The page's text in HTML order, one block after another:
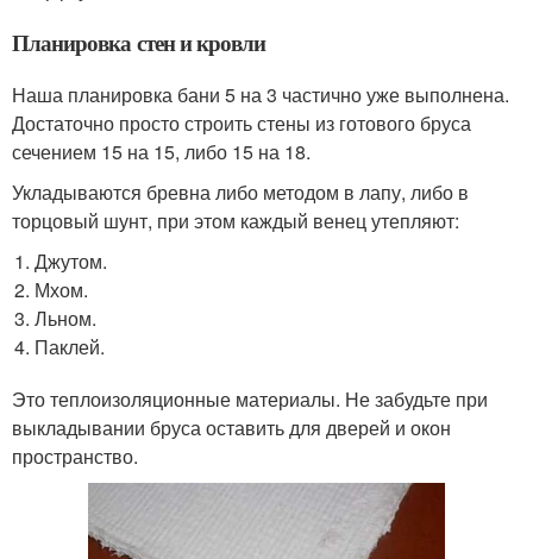
Планировка стен и кровли
Наша планировка бани 5 на 3 частично уже выполнена.
Достаточно просто строить стены из готового бруса
сечением 15 на 15, либо 15 на 18.
Укладываются бревна либо методом в лапу, либо в
торцовый шунт, при этом каждый венец утепляют:
Джутом.
Мхом.
Льном.
Паклей.
Это теплоизоляционные материалы. Не забудьте при
выкладывании бруса оставить для дверей и окон
пространство.